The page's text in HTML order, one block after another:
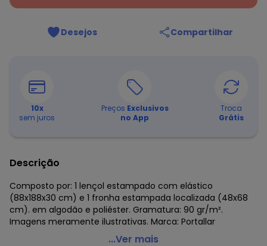
Desejos Compartilhar
10x
sem juros
Preços Exclusivos
no App
Troca
Grátis
Descrição
Composto por: 1 lençol estampado com elástico
(88x188x30 cm) e 1 fronha estampada localizada (48x68
cm). em algodão e poliéster. Gramatura: 90 gr/m².
Imagens meramente ilustrativas. Marca: Portallar
Portallar - Jogo de Cama Solteiro Mickey&Minnie
...Ver mais